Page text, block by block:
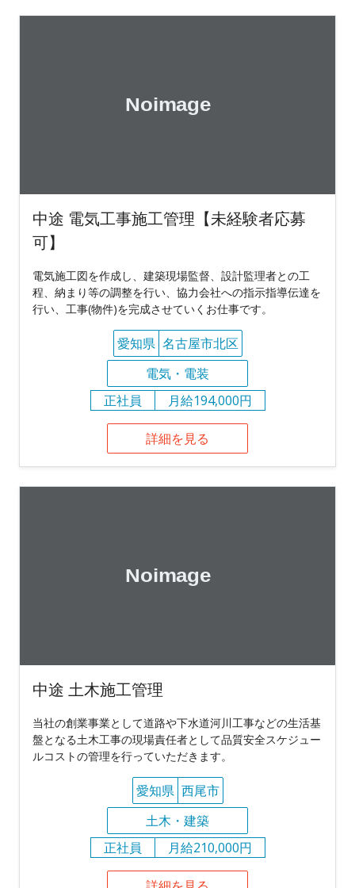
中途 電気工事施工管理【未経験者応募
可】
電気施工図を作成し、建築現場監督、設計監理者との工
程、納まり等の調整を行い、協力会社への指示指導伝達を
行い、工事(物件)を完成させていくお仕事です。
愛知県 名古屋市北区
電気・電装
正社員
月給194,000円
詳細を見る
中途 土木施工管理
当社の創業事業として道路や下水道河川工事などの生活基
盤となる土木工事の現場責任者として品質安全スケジュー
ルコストの管理を行っていただきます。
愛知県 西尾市
土木・建築
正社員
月給210,000円